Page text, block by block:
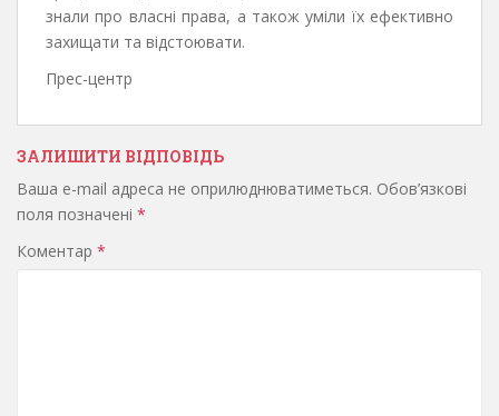
знали про власні права, а також уміли їх ефективно
захищати та відстоювати.
Прес-центр
ЗАЛИШИТИ ВІДПОВІДЬ
Ваша e-mail адреса не оприлюднюватиметься. Обов’язкові
поля позначені *
Коментар *